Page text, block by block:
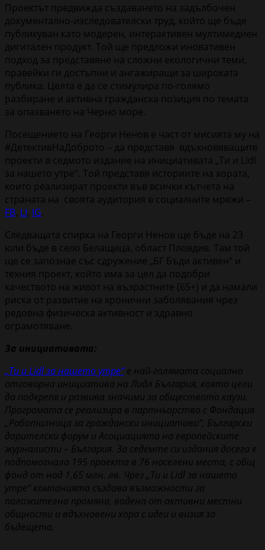
Проектът предвижда създаването на задълбочен
документално-изследователски труд, който ще бъде
публикуван като модерен, интерактивен мултимедиен
дигитален продукт. Той ще предложи иновативен
подход за представяне на сложни екологични теми,
правейки ги достъпни и ангажиращи за широката
публика. Целта е да се стимулира по-голямо
разбиране и активна гражданска позиция по темата
за опазването на Черно море.
Посещението на Георги Ненов е част от мисията му на
#ДетективНаДоброто – да представя вдъхновяващите
проекти в седмото издание на инициативата „Ти и Lidl
за нашето утре“. Той представя историите на хората,
които реализират проекти във всички кътчета на
страната на своята аудитория в социалните мрежи –
FB, LI, IG.
Следващата спирка на Георги Ненов ще бъде на 23
юли бъде в село Белащица, област Пловдив. Там той
ще се запознае със сдружение „БГ Бъди активен“ и
техния проект, който има за цел да подобри
качеството на живот на възрастните (65+) и да намали
риска от развитие на хронични заболявания чрез
редовна физическа активност и здравно
ограмотяване.
За инициативата:
„Ти и Lidl за нашето утре“ е най-голямата социално
отговорна инициатива на Лидл България, която цели
да подкрепя и развива значими за обществото каузи.
Програмата се реализира в партньорство с Фондация
„Работилница за граждански инициативи“, Български
дарителски форум и Асоциацията на европейските
журналисти – България. За седемте си издания досега е
подпомогнала 195 проекта в 76 населени места, с общ
фонд от над 1,65 млн. лв. Чрез „Ти и Lidl за нашето
утре“ компанията създава възможности за
положителна промяна, водена от активни местни
общности и вдъхновени хора с идеи и визия за
бъдещето.